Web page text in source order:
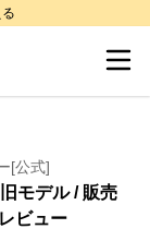
[公式]
モデル / 販売
ビュー